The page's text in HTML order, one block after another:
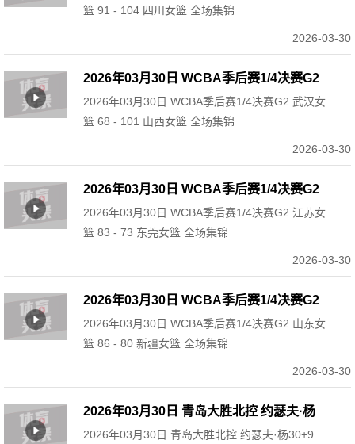
篮 91 - 104 四川女篮 全场集锦
2026-03-30
2026年03月30日 WCBA季后赛1/4决赛G2
武汉女篮 68 - 101 山西女篮 全场集锦
2026年03月30日 WCBA季后赛1/4决赛G2 武汉女
篮 68 - 101 山西女篮 全场集锦
2026-03-30
2026年03月30日 WCBA季后赛1/4决赛G2
江苏女篮 83 - 73 东莞女篮 全场集锦
2026年03月30日 WCBA季后赛1/4决赛G2 江苏女
篮 83 - 73 东莞女篮 全场集锦
2026-03-30
2026年03月30日 WCBA季后赛1/4决赛G2
山东女篮 86 - 80 新疆女篮 全场集锦
2026年03月30日 WCBA季后赛1/4决赛G2 山东女
篮 86 - 80 新疆女篮 全场集锦
2026-03-30
2026年03月30日 青岛大胜北控 约瑟夫·杨
30+9 廖三宁15+6 豪斯14中1
2026年03月30日 青岛大胜北控 约瑟夫·杨30+9